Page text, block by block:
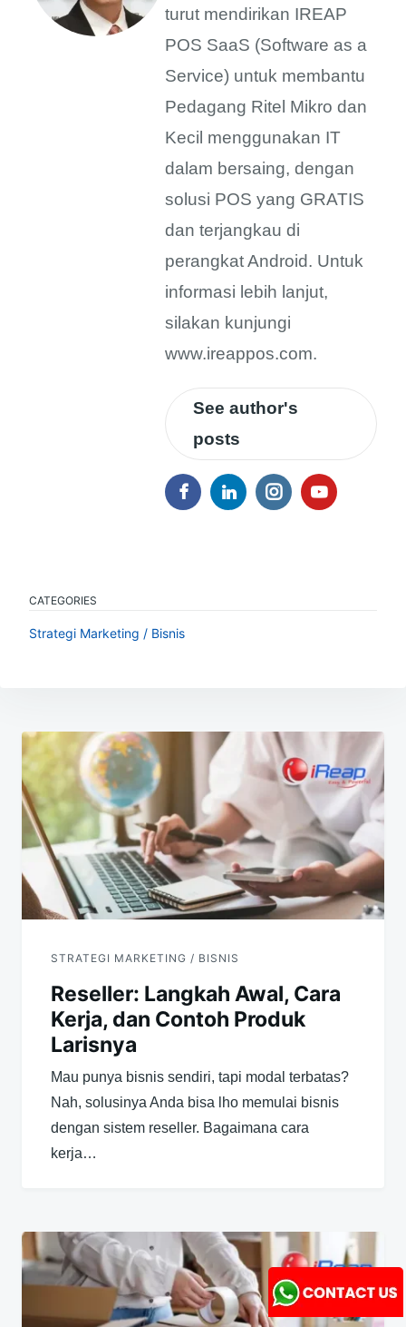
turut mendirikan IREAP
POS SaaS (Software as a
Service) untuk membantu
Pedagang Ritel Mikro dan
Kecil menggunakan IT
dalam bersaing, dengan
solusi POS yang GRATIS
dan terjangkau di
perangkat Android. Untuk
informasi lebih lanjut,
silakan kunjungi
www.ireappos.com.
See author's
posts
CATEGORIES
Strategi Marketing / Bisnis
pos
STRATEGI MARKETING / BISNIS
Reseller: Langkah Awal, Cara
Kerja, dan Contoh Produk
Larisnya
Mau punya bisnis sendiri, tapi modal terbatas?
Nah, solusinya Anda bisa lho memulai bisnis
dengan sistem reseller. Bagaimana cara
kerja…